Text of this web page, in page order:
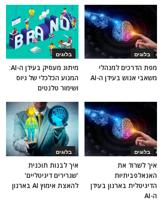
בלוגים
מיתוג מעסיק בעידן ה-AI:
המנוע הכלכלי של גיוס
ושימור טלנטים
בלוגים
מפת הדרכים למנהלי
משאבי אנוש בעידן ה-AI
בלוגים
איך לבנות תוכנית
'שגרירים דיגיטליים'
להאצת אימוץ AI בארגון
בלוגים
איך לשרוד את
האנאלפביתיוּת
הדיגיטלית בארגון בעידן
ה-AI